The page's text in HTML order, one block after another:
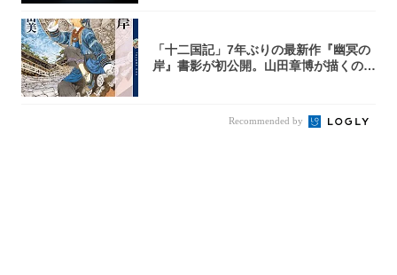
「十二国記」7年ぶりの最新作『幽冥の
岸』書影が初公開。山田章博が描くのは
Recommended by